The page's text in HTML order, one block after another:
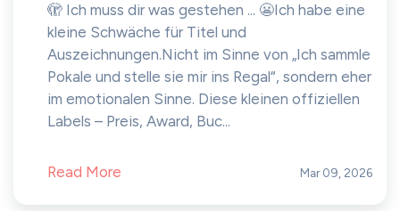
🫣 Ich muss dir was gestehen ... 😬Ich habe eine
kleine Schwäche für Titel und
Auszeichnungen.Nicht im Sinne von „Ich sammle
Pokale und stelle sie mir ins Regal“, sondern eher
im emotionalen Sinne. Diese kleinen offiziellen
Labels – Preis, Award, Buc...
Read More Mar 09, 2026